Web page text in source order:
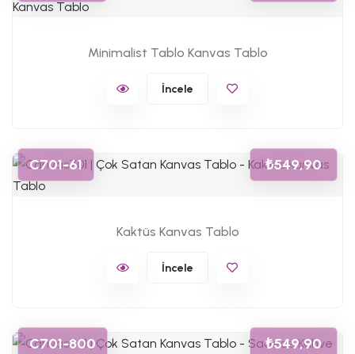
Minimalist Tablo Kanvas Tablo
İncele
C701-61 ₺549,90
Kaktüs Kanvas Tablo
İncele
C701-800 ₺549,90